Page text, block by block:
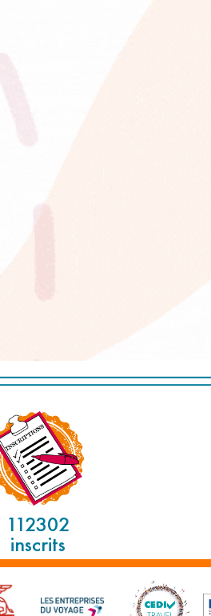
112302
inscrits